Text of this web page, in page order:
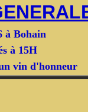
à Bohain
à 15H
vin d'honneur